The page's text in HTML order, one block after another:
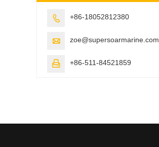
 +86-18052812380
 zoe@supersoarmarine.com
 +86-511-84521859